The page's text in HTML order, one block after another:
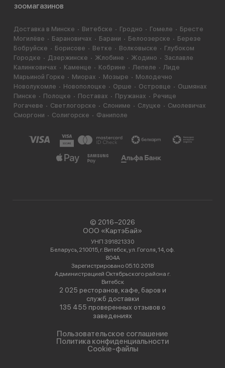
зоомагазинов
Доставка в Минске Витебске Гродно Гомеле
Бресте
Могилёве
Барановичах Барани Белоозерске
Березе
Бобруйске
Борисове Ветке Волковыске
Глубоком
Городке
Дзержинске Жлобине Жодино
Заславле
Калинковичах
Каменце Кобрине Лепеле
Лиде
Марьиной Горке
Миорах Мозыре
Молодечно
Новолукомле
Новополоцке Орше Островце
Ошмянах
Пинске
Полоцке Поставах Пружанах
Речице
Рогачеве
Светлогорске Слониме Слуцке
Смолевичах
Сморгони
Солигорске Фаниполе
© 2016−2026
ООО «КартэБай»
УНП 391821330
Беларусь, 210015, г. Витебск, ул. Гоголя, 14, оф.
804А
Зарегистрировано 05.10.2018
Администрацией Октябрьского района г.
Витебск
2 025 ресторанов, кафе, баров и
служб доставки
135 455 проверенных отзывов о
заведениях
Пользовательское соглашение
Политика конфиденциальности
Cookie-файлы